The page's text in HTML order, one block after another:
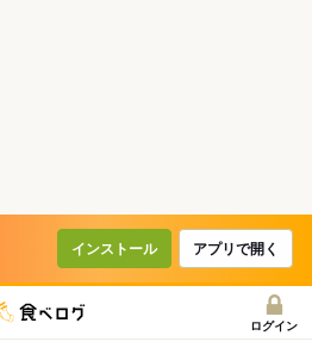
インストール アプリで開く
ログイン